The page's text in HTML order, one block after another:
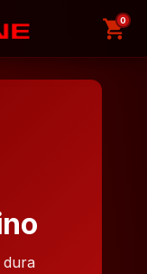
shopping_cart
0
dura